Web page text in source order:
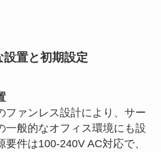
置と初期設定
ファンレス設計により、サー
一般的なオフィス環境にも設
件は100-240V AC対応で、